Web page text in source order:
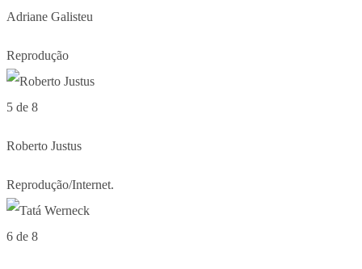
Adriane Galisteu
Reprodução
5 de 8
Roberto Justus
Reprodução/Internet.
6 de 8